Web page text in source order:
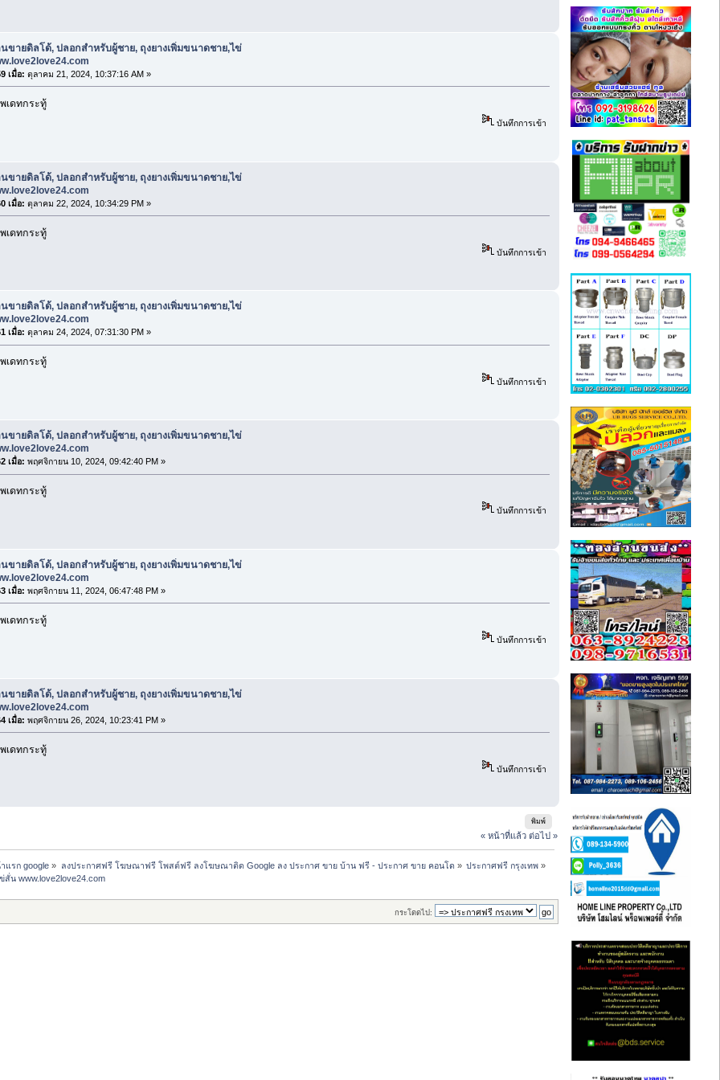
นขายดิลโด้, ปลอกสําหรับผู้ชาย, ถุงยางเพิ่มขนาดชาย,ไข่
เมื่อ: ตุลาคม 21, 2024, 10:37:16 AM »
เดทกระทู้
บันทึกการเข้า
นขายดิลโด้, ปลอกสําหรับผู้ชาย, ถุงยางเพิ่มขนาดชาย,ไข่
เมื่อ: ตุลาคม 22, 2024, 10:34:29 PM »
เดทกระทู้
บันทึกการเข้า
นขายดิลโด้, ปลอกสําหรับผู้ชาย, ถุงยางเพิ่มขนาดชาย,ไข่
เมื่อ: ตุลาคม 24, 2024, 07:31:30 PM »
เดทกระทู้
บันทึกการเข้า
นขายดิลโด้, ปลอกสําหรับผู้ชาย, ถุงยางเพิ่มขนาดชาย,ไข่
เมื่อ: พฤศจิกายน 10, 2024, 09:42:40 PM »
เดทกระทู้
บันทึกการเข้า
นขายดิลโด้, ปลอกสําหรับผู้ชาย, ถุงยางเพิ่มขนาดชาย,ไข่
เมื่อ: พฤศจิกายน 11, 2024, 06:47:48 PM »
เดทกระทู้
บันทึกการเข้า
นขายดิลโด้, ปลอกสําหรับผู้ชาย, ถุงยางเพิ่มขนาดชาย,ไข่
เมื่อ: พฤศจิกายน 26, 2024, 10:23:41 PM »
เดทกระทู้
บันทึกการเข้า
พิมพ์
« หน้าที่แล้ว ต่อไป »
แรก google » ลงประกาศฟรี โฆษณาฟรี โพสต์ฟรี ลงโฆษณาติด Google ลง ประกาศ ขาย บ้าน ฟรี - ประกาศ ขาย คอนโด » ประกาศฟรี กรุงเทพ»
น www.love2love24.com
กระโดดไป: